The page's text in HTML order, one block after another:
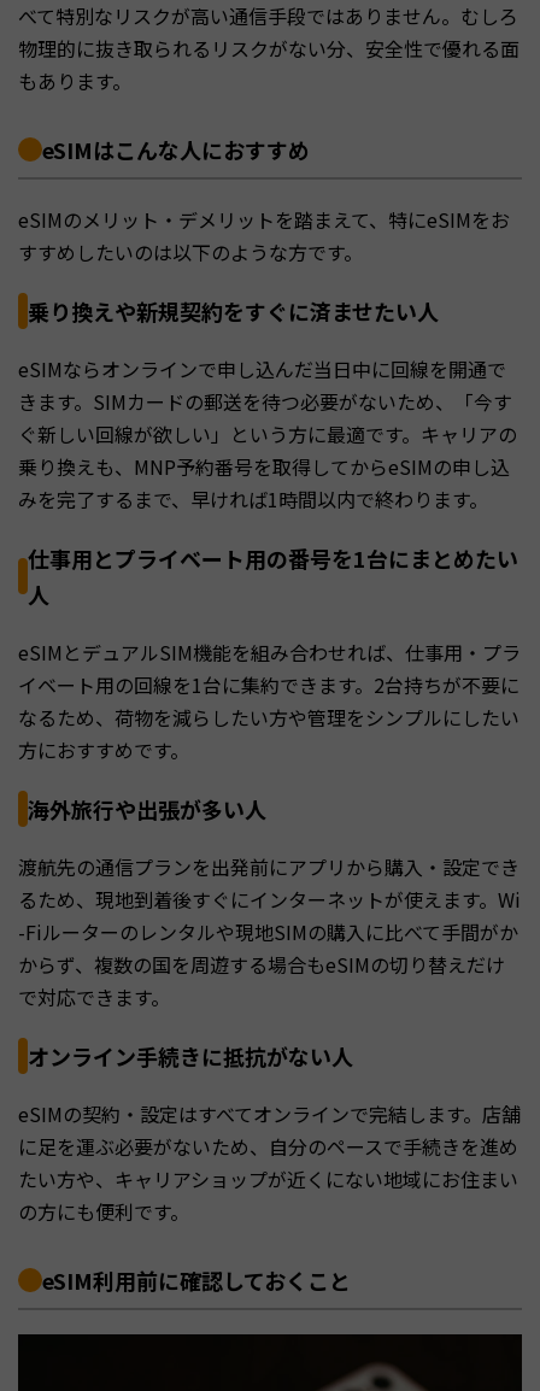
べて特別なリスクが高い通信手段ではありません。むしろ
物理的に抜き取られるリスクがない分、安全性で優れる面
もあります。
eSIMはこんな人におすすめ
eSIMのメリット・デメリットを踏まえて、特にeSIMをお
すすめしたいのは以下のような方です。
乗り換えや新規契約をすぐに済ませたい人
eSIMならオンラインで申し込んだ当日中に回線を開通で
きます。SIMカードの郵送を待つ必要がないため、「今す
ぐ新しい回線が欲しい」という方に最適です。キャリアの
乗り換えも、MNP予約番号を取得してからeSIMの申し込
みを完了するまで、早ければ1時間以内で終わります。
仕事用とプライベート用の番号を1台にまとめたい
人
eSIMとデュアルSIM機能を組み合わせれば、仕事用・プラ
イベート用の回線を1台に集約できます。2台持ちが不要に
なるため、荷物を減らしたい方や管理をシンプルにしたい
方におすすめです。
海外旅行や出張が多い人
渡航先の通信プランを出発前にアプリから購入・設定でき
るため、現地到着後すぐにインターネットが使えます。Wi
-Fiルーターのレンタルや現地SIMの購入に比べて手間がか
からず、複数の国を周遊する場合もeSIMの切り替えだけ
で対応できます。
オンライン手続きに抵抗がない人
eSIMの契約・設定はすべてオンラインで完結します。店舗
に足を運ぶ必要がないため、自分のペースで手続きを進め
たい方や、キャリアショップが近くにない地域にお住まい
の方にも便利です。
eSIM利用前に確認しておくこと